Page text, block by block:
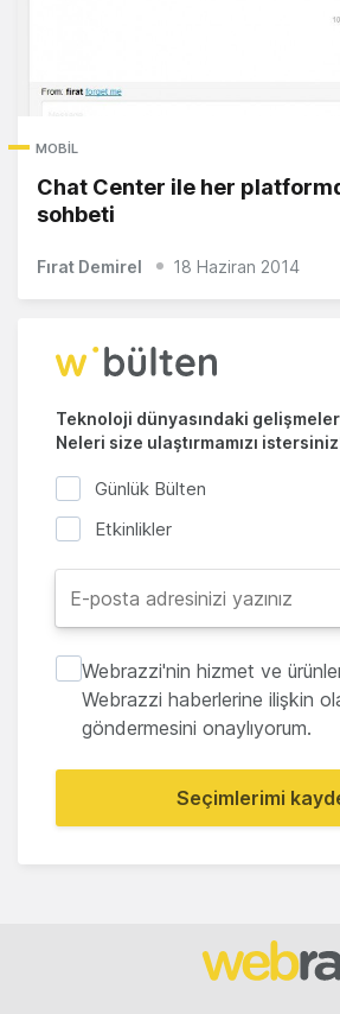
MOBIL
Chat Center ile her
sohbeti
Fırat Demirel 18 Haziran 2014
Teknoloji dünyasındaki
Neleri size ulaştırmamızı
Günlük Bülten
Etkinlikler
Webrazzi'nin hizmet ve
Webrazzi haberlerine ilişkin
göndermesini onaylıyorum.
Seçimlerimi